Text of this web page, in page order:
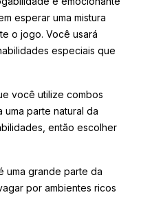
esperar uma mistura
o jogo. Você usará
especiais que
você utilize combos
parte natural da
então escolher
uma grande parte da
por ambientes ricos